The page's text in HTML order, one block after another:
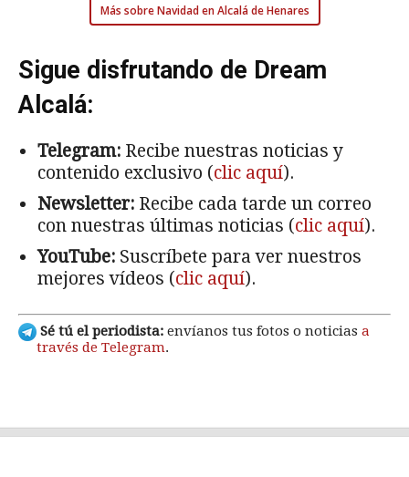
Más sobre Navidad en Alcalá de Henares
Sigue disfrutando de Dream
Alcalá:
Telegram: Recibe nuestras noticias y
contenido exclusivo (clic aquí).
Newsletter: Recibe cada tarde un correo
con nuestras últimas noticias (clic aquí).
YouTube: Suscríbete para ver nuestros
mejores vídeos (clic aquí).
Sé tú el periodista: envíanos tus fotos o noticias a
través de Telegram.